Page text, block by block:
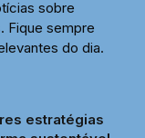
sobre
Fique sempre
do dia.
estratégias